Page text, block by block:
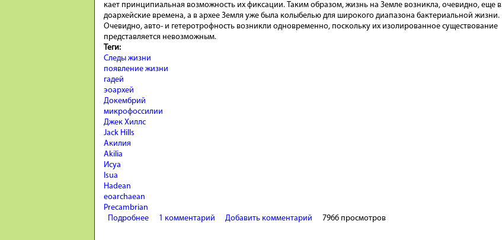
кает принци­пиаль­ная возмож­ность их фикса­ции. Таким обра­зом, жизнь на Земле возникла, очевидно, еще в
доархейские времена, а в архее Земля уже была колыбелью для широкого диапазона бактериальной жизни.
Очевидно, авто- и гетеротрофность возникли одновременно, поскольку их изолированное существование
представляется невозможным.
Теги:
Следы жизни
появление жизни
гадей
эоархей
Докембрий
микрофоссилии
Джек Хиллс
Jack Hills
Акилия
Akilia
Исуа
Isua
Hadean
eoarchaean
Precambrian
Подробнеео Древнейшие следы жизни. Гадей и Эоархей
1 комментарий Добавить комментарий 7966 просмотров